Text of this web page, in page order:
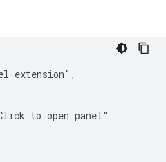
extension",
to open panel"